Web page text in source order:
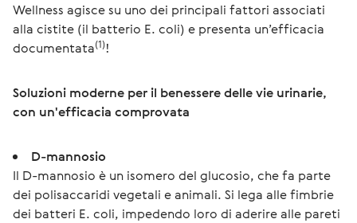
Wellness agisce su uno dei principali fattori associati
alla cistite (il batterio E. coli) e presenta un’efficacia
documentata(1)!
Soluzioni moderne per il benessere delle vie urinarie,
con un'efficacia comprovata
D-mannosio
Il D-mannosio è un isomero del glucosio, che fa parte
dei polisaccaridi vegetali e animali. Si lega alle fimbrie
dei batteri E. coli, impedendo loro di aderire alle pareti